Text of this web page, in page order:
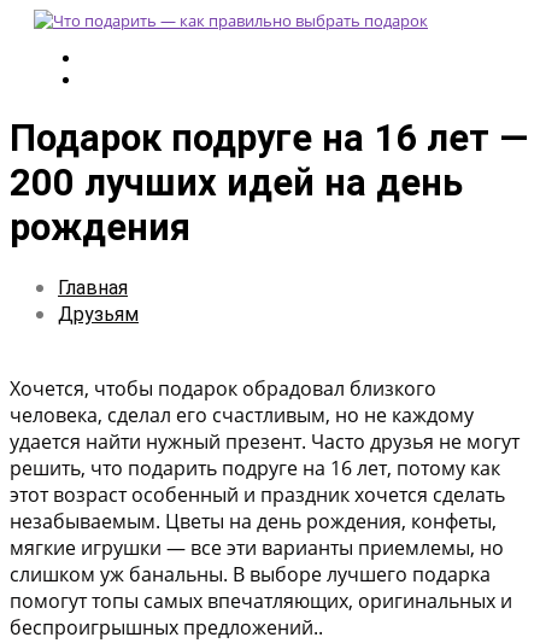
Подарок подруге на 16 лет —
200 лучших идей на день
рождения
Главная
Друзьям
Хочется, чтобы подарок обрадовал близкого
человека, сделал его счастливым, но не каждому
удается найти нужный презент. Часто друзья не могут
решить, что подарить подруге на 16 лет, потому как
этот возраст особенный и праздник хочется сделать
незабываемым. Цветы на день рождения, конфеты,
мягкие игрушки — все эти варианты приемлемы, но
слишком уж банальны. В выборе лучшего подарка
помогут топы самых впечатляющих, оригинальных и
беспроигрышных предложений..